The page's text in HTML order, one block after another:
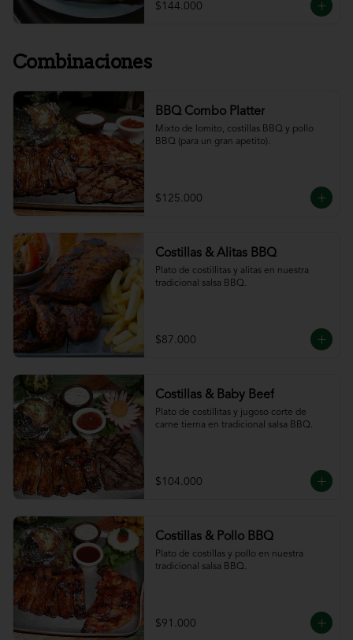
$144.000
Combinaciones
BBQ Combo Platter
Mixto de lomito, costillas BBQ y pollo
BBQ (para un gran apetito).
$125.000
Costillas & Alitas BBQ
Plato de costillitas y alitas en nuestra
tradicional salsa BBQ.
$87.000
Costillas & Baby Beef
Plato de costillitas y jugoso corte de
carne tierna en tradicional salsa BBQ.
$104.000
Costillas & Pollo BBQ
Plato de costillas y pollo en nuestra
tradicional salsa BBQ.
$91.000